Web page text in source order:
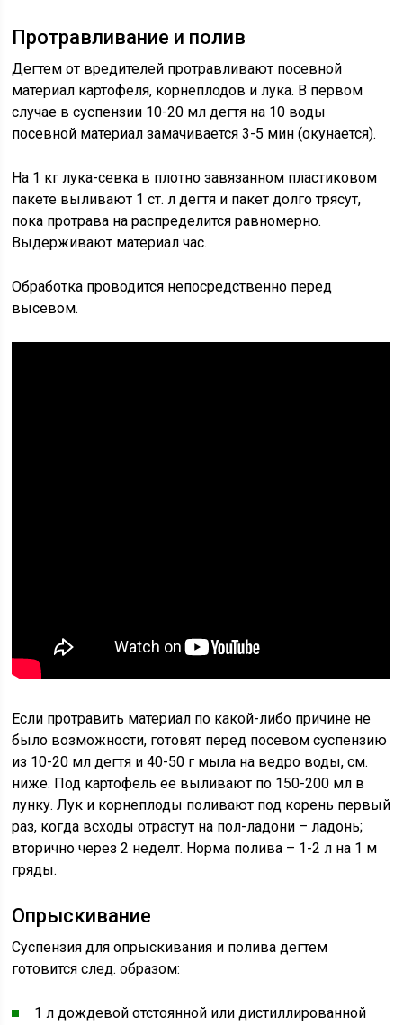
Протравливание и полив
Дегтем от вредителей протравливают посевной
материал картофеля, корнеплодов и лука. В первом
случае в суспензии 10-20 мл дегтя на 10 воды
посевной материал замачивается 3-5 мин (окунается).
На 1 кг лука-севка в плотно завязанном пластиковом
пакете выливают 1 ст. л дегтя и пакет долго трясут,
пока протрава на распределится равномерно.
Выдерживают материал час.
Обработка проводится непосредственно перед
высевом.
Если протравить материал по какой-либо причине не
было возможности, готовят перед посевом суспензию
из 10-20 мл дегтя и 40-50 г мыла на ведро воды, см.
ниже. Под картофель ее выливают по 150-200 мл в
лунку. Лук и корнеплоды поливают под корень первый
раз, когда всходы отрастут на пол-ладони – ладонь;
вторично через 2 неделт. Норма полива – 1-2 л на 1 м
гряды.
Опрыскивание
Суспензия для опрыскивания и полива дегтем
готовится след. образом:
1 л дождевой отстоянной или дистиллированной